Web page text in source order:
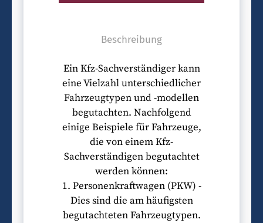
Beschreibung
Ein Kfz-Sachverständiger kann
eine Vielzahl unterschiedlicher
Fahrzeugtypen und -modellen
begutachten. Nachfolgend
einige Beispiele für Fahrzeuge,
die von einem Kfz-
Sachverständigen begutachtet
werden können:
1. Personenkraftwagen (PKW) -
Dies sind die am häufigsten
begutachteten Fahrzeugtypen.